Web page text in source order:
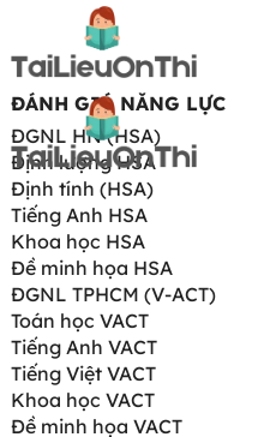
ĐÁNH GIÁ NĂNG LỰC
ĐGNL HN (HSA)
Định lượng HSA
Định tính (HSA)
Tiếng Anh HSA
Khoa học HSA
Đề minh họa HSA
ĐGNL TPHCM (V-ACT)
Toán học VACT
Tiếng Anh VACT
Tiếng Việt VACT
Khoa học VACT
Đề minh họa VACT